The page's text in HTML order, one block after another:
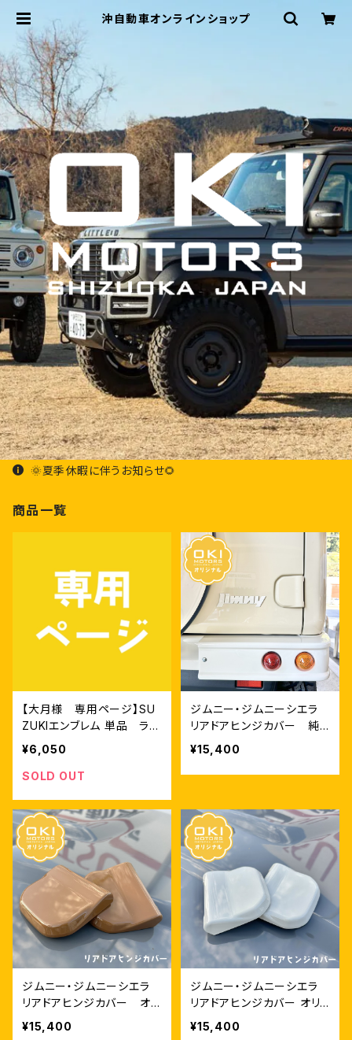
沖自動車オンラインショップ
🌞夏季休暇に伴うお知らせ🌻
商品一覧
【大月様 専用ページ】SU
ZUKIエンブレム 単品 ラプ
ターライナー細目塗装仕上
¥6,050
SOLD OUT
ジムニー・ジムニーシエラ
リアドアヒンジカバー 純
正色
¥15,400
ジムニー・ジムニーシエラ
リアドアヒンジカバー オリ
ジナルカラー ブラウン
¥15,400
ジムニー・ジムニーシエラ
リアドアヒンジカバー オリ
ジナルカラー コットンホワ
¥15,400